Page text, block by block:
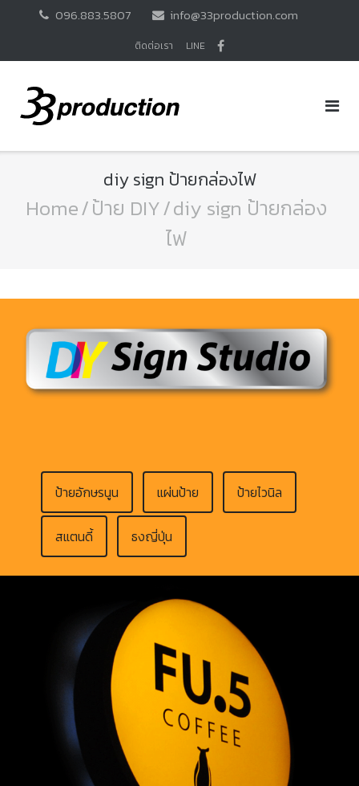
096.883.5807 info@33production.com
ติดต่อเรา LINE
diy sign ป้ายกล่องไฟ
Home/ป้าย DIY/diy sign ป้ายกล่อง
ไฟ
ป้ายอักษรนูน แผ่นป้าย ป้ายไวนิล
สแตนดี้ ธงญี่ปุ่น